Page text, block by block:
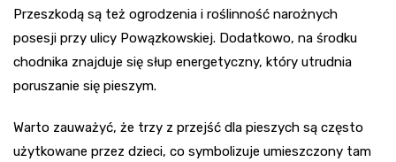
Przeszkodą są też ogrodzenia i roślinność narożnych
posesji przy ulicy Powązkowskiej. Dodatkowo, na środku
chodnika znajduje się słup energetyczny, który utrudnia
poruszanie się pieszym.
Warto zauważyć, że trzy z przejść dla pieszych są często
użytkowane przez dzieci, co symbolizuje umieszczony tam